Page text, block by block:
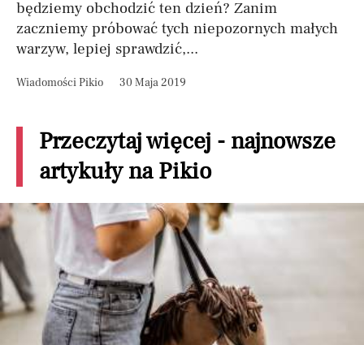
będziemy obchodzić ten dzień? Zanim
zaczniemy próbować tych niepozornych małych
warzyw, lepiej sprawdzić,...
Wiadomości Pikio 30 Maja 2019
Przeczytaj więcej - najnowsze
artykuły na Pikio